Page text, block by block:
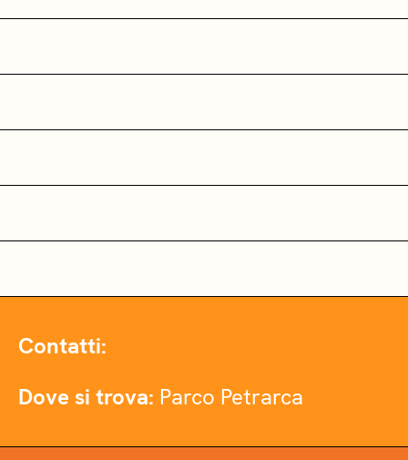
Contatti:
Dove si trova: Parco Petrarca